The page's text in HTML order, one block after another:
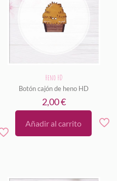
Heno HD
Botón cajón de heno HD
2,00€
Añadir al carrito